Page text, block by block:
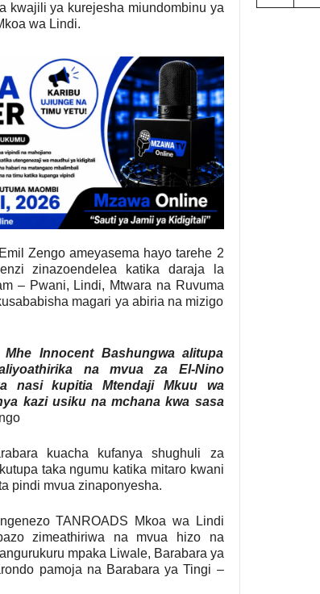
kwajili ya kurejesha miundombinu ya
wa Lindi.
Zengo ameyasema hayo tarehe 2
zinazoendelea katika daraja la
– Pwani, Lindi, Mtwara na Ruvuma
magari ya abiria na mizigo
Innocent Bashungwa alitupa
na mvua za El-Nino
nasi kupitia Mtendaji Mkuu wa
kazi usiku na mchana kwa sasa
kuacha kufanya shughuli za
taka ngumu katika mitaro kwani
pindi mvua zinaponyesha.
TANROADS Mkoa wa Lindi
zimeathiriwa na mvua hizo na
mpaka Liwale, Barabara ya
pamoja na Barabara ya Tingi –